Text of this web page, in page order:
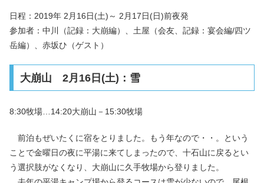
日程：2019年 2月16日(土)～ 2月17日(日)前夜発
参加者：中川（記録：大崩編）、土屋（会友、記録：宴会編/四ツ
岳編）、赤坂ひ（ゲスト）
大崩山 2月16日(土)：雪
8:30牧場…14:20大崩山－15:30牧場
前泊もぜいたくに宿をとりました。もう年なので・・。という
ことで金曜日の夜に平湯に来てしまったので、十石山に戻るとい
う選択肢がなくなり、大崩山に久手牧場から登りました。